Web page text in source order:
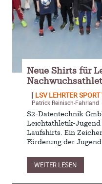
Neue Shirts für
LSV LEHRTER
Patrick Reinisch-Fahrland
S2-Datentechnik
Leichtathletik-Jugend
Laufshirts. Ein
Förderung der Jugend.
WEITER LESEN